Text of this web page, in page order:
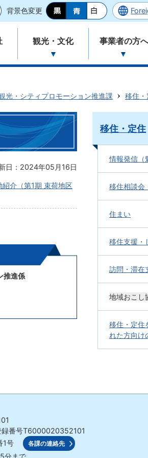
背景色変更
観光・文化 事業者の方へ
光・シティプロモーション推進課 移住・
日：2024年05月16日
介（第1期 束荷地区
推進係
移住・定住
情報発信（
移住相談会
住まい
移住支援・
訪問・滞在
地域おこし
移住・定住
れた方向け
番号T6000020352101
1号 各課の連絡先
分まで